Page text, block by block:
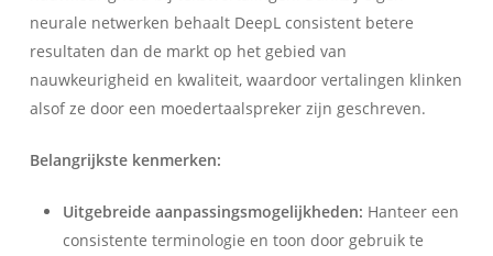
neurale netwerken behaalt DeepL consistent betere
resultaten dan de markt op het gebied van
nauwkeurigheid en kwaliteit, waardoor vertalingen klinken
alsof ze door een moedertaalspreker zijn geschreven.
Belangrijkste kenmerken:
Uitgebreide aanpassingsmogelijkheden: Hanteer een
consistente terminologie en toon door gebruik te